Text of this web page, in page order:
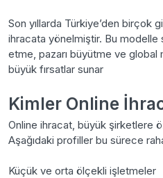
Son yıllarda Türkiye’den birçok
ihracata yönelmiştir. Bu modelle
etme, pazarı büyütme ve global
büyük fırsatlar sunar
Kimler Online
Online ihracat, büyük şirketlere
Aşağıdaki profiller bu sürece
Küçük ve orta ölçekli işletmeler